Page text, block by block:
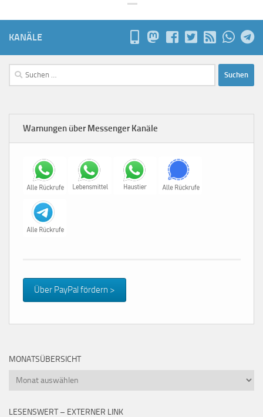
KANÄLE
Suchen
nach:
Warnungen über Messenger Kanäle
Über PayPal fördern >
MONATSÜBERSICHT
Monatsübersicht
LESENSWERT – EXTERNER LINK